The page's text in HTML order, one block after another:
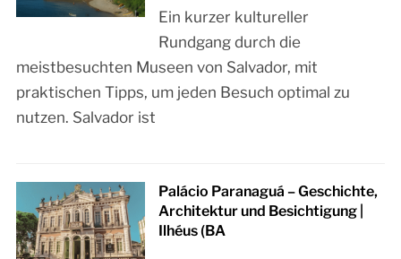
Ein kurzer kultureller
Rundgang durch die
meistbesuchten Museen von Salvador, mit
praktischen Tipps, um jeden Besuch optimal zu
nutzen. Salvador ist
Palácio Paranaguá – Geschichte,
Architektur und Besichtigung |
Ilhéus (BA